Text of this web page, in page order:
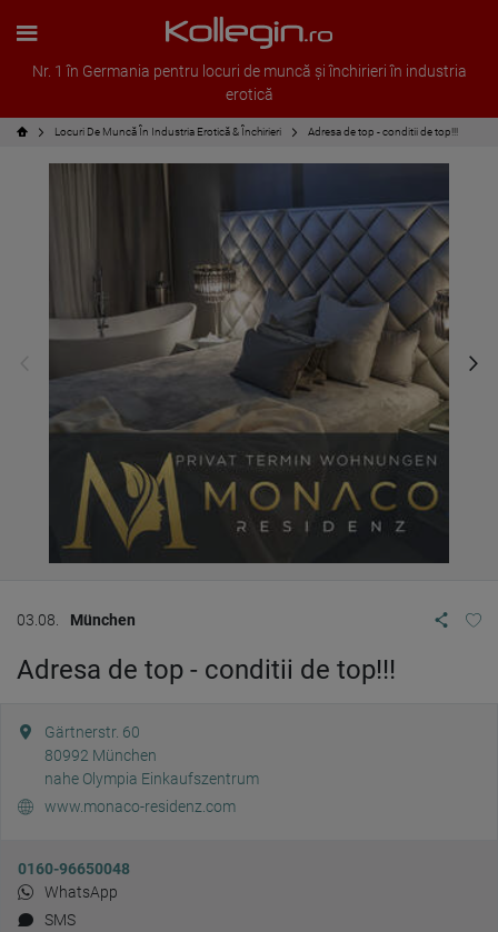
Nr. 1 în Germania pentru locuri de muncă și închirieri în industria
erotică
Locuri De Muncă În Industria Erotică & Închirieri Adresa de top - conditii de top!!!
03.08. München
Adresa de top - conditii de top!!!
Gärtnerstr. 60
80992 München
nahe Olympia Einkaufszentrum
www.monaco-residenz.com
0160-96650048
WhatsApp
SMS